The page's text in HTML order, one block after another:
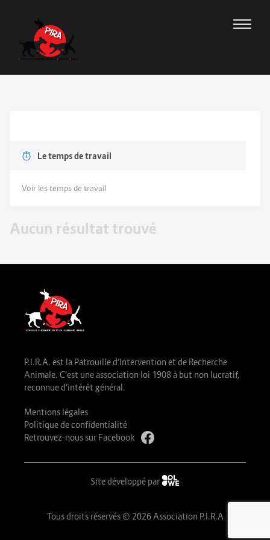
Le temps de travail
Voir les temps de travail
Aucun résultat trouvé
P.I.R.A. est la Patrouille d’Intervention et de Recherche
Animale. C’est une association loi 1908 à but non lucratif,
reconnue d’intérêt général.
Mentions légales
Politique de confidentialité
Retrouvez-nous sur Facebook
Site développé par
Tous droits réservés © 2026 Association P.I.R.A